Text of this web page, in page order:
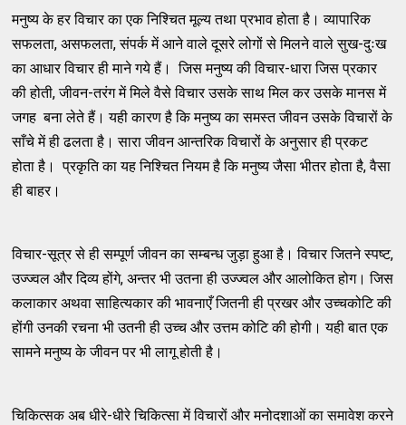
मनुष्य के हर विचार का एक निश्चित मूल्य तथा प्रभाव होता है। व्यापारिक
सफलता, असफलता, संपर्क में आने वाले दूसरे लोगों से मिलने वाले सुख-दुःख
का आधार विचार ही माने गये हैं। जिस मनुष्य की विचार-धारा जिस प्रकार
की होती, जीवन-तरंग में मिले वैसे विचार उसके साथ मिल कर उसके मानस में
जगह बना लेते हैं। यही कारण है कि मनुष्य का समस्त जीवन उसके विचारों के
साँचे में ही ढलता है। सारा जीवन आन्तरिक विचारों के अनुसार ही प्रकट
होता है। प्रकृति का यह निश्चित नियम है कि मनुष्य जैसा भीतर होता है, वैसा
ही बाहर।
विचार-सूत्र से ही सम्पूर्ण जीवन का सम्बन्ध जुड़ा हुआ है। विचार जितने स्पष्ट,
उज्ज्वल और दिव्य होंगे, अन्तर भी उतना ही उज्ज्वल और आलोकित होग। जिस
कलाकार अथवा साहित्यकार की भावनाएँ जितनी ही प्रखर और उच्चकोटि की
होंगी उनकी रचना भी उतनी ही उच्च और उत्तम कोटि की होगी। यही बात एक
सामने मनुष्य के जीवन पर भी लागू होती है।
चिकित्सक अब धीरे-धीरे चिकित्सा में विचारों और मनोदशाओं का समावेश करने